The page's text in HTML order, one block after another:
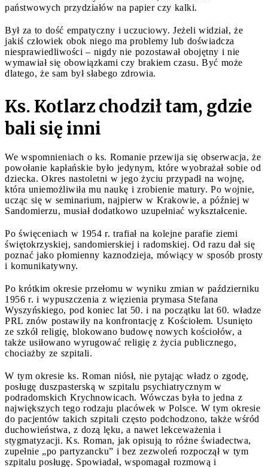
państwowych przydziałów na papier czy kalki.
Był za to dość empatyczny i uczuciowy. Jeżeli widział, że
jakiś człowiek obok niego ma problemy lub doświadcza
niesprawiedliwości – nigdy nie pozostawał obojętny i nie
wymawiał się obowiązkami czy brakiem czasu. Być może
dlatego, że sam był słabego zdrowia.
Ks. Kotlarz chodził tam, gdzie
bali się inni
We wspomnieniach o ks. Romanie przewija się obserwacja, że
powołanie kapłańskie było jedynym, które wyobrażał sobie od
dziecka. Okres nastoletni w jego życiu przypadł na wojnę,
która uniemożliwiła mu naukę i zrobienie matury. Po wojnie,
ucząc się w seminarium, najpierw w Krakowie, a później w
Sandomierzu, musiał dodatkowo uzupełniać wykształcenie.
Po święceniach w 1954 r. trafiał na kolejne parafie ziemi
świętokrzyskiej, sandomierskiej i radomskiej. Od razu dał się
poznać jako płomienny kaznodzieja, mówiący w sposób prosty
i komunikatywny.
Po krótkim okresie przełomu w wyniku zmian w październiku
1956 r. i wypuszczenia z więzienia prymasa Stefana
Wyszyńskiego, pod koniec lat 50. i na początku lat 60. władze
PRL znów postawiły na konfrontację z Kościołem. Usunięto
ze szkół religię, blokowano budowę nowych kościołów, a
także usiłowano wyrugować religię z życia publicznego,
chociażby ze szpitali.
W tym okresie ks. Roman niósł, nie pytając władz o zgodę,
posługę duszpasterską w szpitalu psychiatrycznym w
podradomskich Krychnowicach. Wówczas była to jedna z
największych tego rodzaju placówek w Polsce. W tym okresie
do pacjentów takich szpitali często podchodzono, także wśród
duchowieństwa, z dozą lęku, a nawet lekceważenia i
stygmatyzacji. Ks. Roman, jak opisują to różne świadectwa,
zupełnie „po partyzancku” i bez zezwoleń rozpoczął w tym
szpitalu posługę. Spowiadał, wspomagał rozmową i